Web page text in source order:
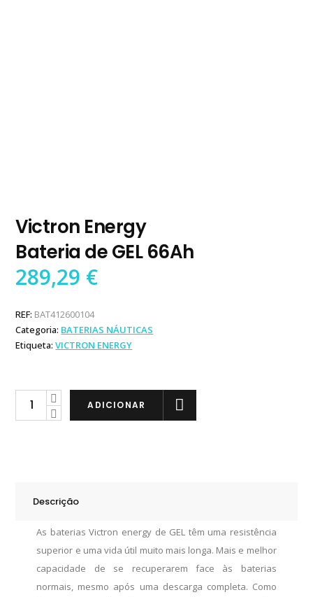
Victron Energy
Bateria de GEL 66Ah
289,29 €
REF: BAT412600104
Categoria: BATERIAS NÁUTICAS
Etiqueta:VICTRON ENERGY
Victron
quantity
ADICIONAR
Descrição
As bateriasVictron energy de GEL têm uma resistência
superior e uma vida útil muito mais longa. Mais e melhor
capacidade de
se recuperarem
face às baterias
normais, mesmo após uma descarga completa. Como